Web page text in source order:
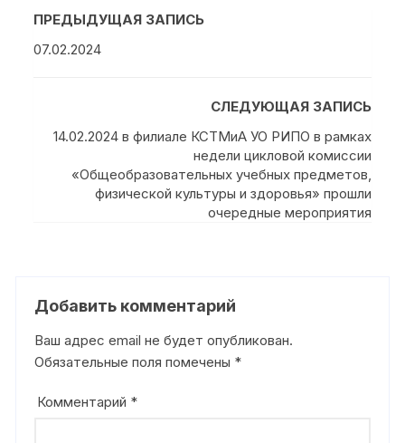
ПРЕДЫДУЩАЯ ЗАПИСЬ
07.02.2024
СЛЕДУЮЩАЯ ЗАПИСЬ
14.02.2024 в филиале КСТМиА УО РИПО в рамках
недели цикловой комиссии
«Общеобразовательных учебных предметов,
физической культуры и здоровья» прошли
очередные мероприятия
Добавить комментарий
Ваш адрес email не будет опубликован.
Обязательные поля помечены *
Комментарий *